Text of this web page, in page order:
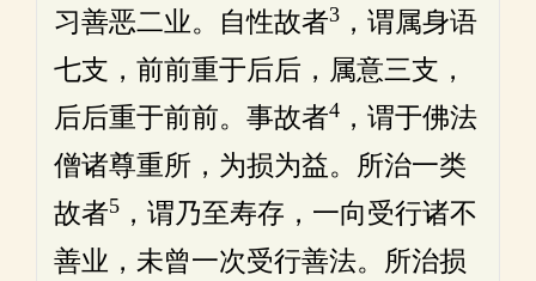
习善恶二业。自性故者3 ，谓属身语
七支，前前重于后后，属意三支，
后后重于前前。事故者4 ，谓于佛法
僧诸尊重所，为损为益。所治一类
故者5 ，谓乃至寿存，一向受行诸不
善业，未曾一次受行善法。所治损